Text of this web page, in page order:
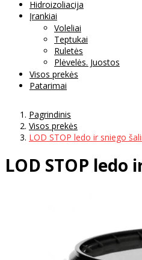
Hidroizoliacija
Įrankiai
Voleliai
Teptukai
Ruletės
Plėvelės. Juostos
Visos prekės
Patarimai
Pagrindinis
Visos prekės
LOD STOP ledo ir sniego
LOD STOP